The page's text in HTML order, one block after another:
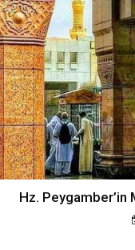
Hz.